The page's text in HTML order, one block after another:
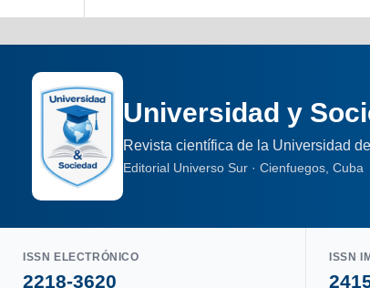
Universidad y
Revista científica de la Universidad
Editorial Universo Sur · Cienfuegos, Cuba
ISSN ELECTRÓNICO
2218-3620
ISSN